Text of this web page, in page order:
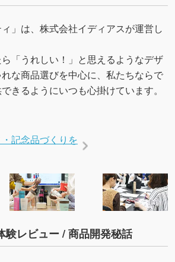
コードを入れたい／QRコード
ただければ、QRコードを生成
のご相談にも応じています。
ィ」は、株式会社イディアスが運営し
「うれしい！」と思えるようなデザ
な商品選びを中心に、私たちならで
きるようにいつも心掛けています。
記念品づくりを
験レビュー / 商品開発秘話